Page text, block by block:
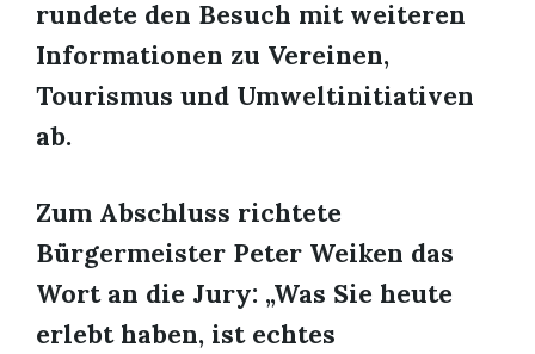
rundete den Besuch mit weiteren
Informationen zu Vereinen,
Tourismus und Umweltinitiativen
ab.
Zum Abschluss richtete
Bürgermeister Peter Weiken das
Wort an die Jury: „Was Sie heute
erlebt haben, ist echtes